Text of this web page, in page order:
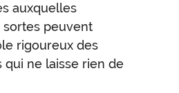
auxquelles
sortes peuvent
rigoureux des
ne laisse rien de